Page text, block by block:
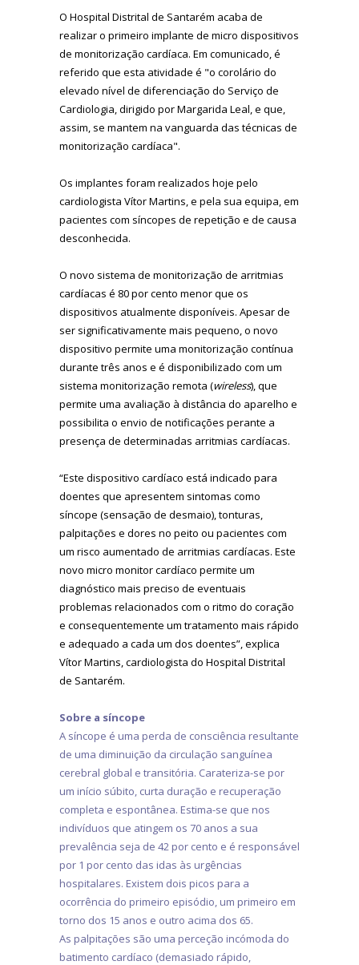
O Hospital Distrital de Santarém acaba de
realizar o primeiro implante de micro dispositivos
de monitorização cardíaca. Em comunicado, é
referido que esta atividade é "o corolário do
elevado nível de diferenciação do Serviço de
Cardiologia, dirigido por Margarida Leal, e que,
assim, se mantem na vanguarda das técnicas de
monitorização cardíaca".
Os implantes foram realizados hoje pelo
cardiologista Vítor Martins, e pela sua equipa, em
pacientes com síncopes de repetição e de causa
desconhecida.
O novo sistema de monitorização de arritmias
cardíacas é 80 por cento menor que os
dispositivos atualmente disponíveis. Apesar de
ser significativamente mais pequeno, o novo
dispositivo permite uma monitorização contínua
durante três anos e é disponibilizado com um
sistema monitorização remota (wireless), que
permite uma avaliação à distância do aparelho e
possibilita o envio de notificações perante a
presença de determinadas arritmias cardíacas.
“Este dispositivo cardíaco está indicado para
doentes que apresentem sintomas como
síncope (sensação de desmaio), tonturas,
palpitações e dores no peito ou pacientes com
um risco aumentado de arritmias cardíacas. Este
novo micro monitor cardíaco permite um
diagnóstico mais preciso de eventuais
problemas relacionados com o ritmo do coração
e consequentemente um tratamento mais rápido
e adequado a cada um dos doentes”, explica
Vítor Martins, cardiologista do Hospital Distrital
de Santarém.
Sobre a síncope
A síncope é uma perda de consciência resultante
de uma diminuição da circulação sanguínea
cerebral global e transitória. Carateriza-se por
um início súbito, curta duração e recuperação
completa e espontânea. Estima-se que nos
indivíduos que atingem os 70 anos a sua
prevalência seja de 42 por cento e é responsável
por 1 por cento das idas às urgências
hospitalares. Existem dois picos para a
ocorrência do primeiro episódio, um primeiro em
torno dos 15 anos e outro acima dos 65.
As palpitações são uma perceção incómoda do
batimento cardíaco (demasiado rápido,